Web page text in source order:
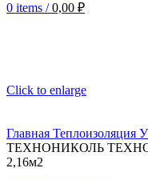
0 items / 0,00 ₽
Click to enlarge
Главная Теплоизоляция
ТЕХНОНИКОЛЬ
2,16м2